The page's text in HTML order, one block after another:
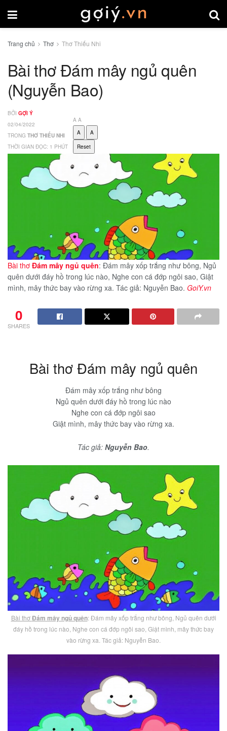
Trang chủ Thơ Thơ Thiếu Nhi
Bài thơ Đám mây ngủ quên
(Nguyễn Bao)
BỞI GỢI Ý
02/04/2022
TRONG THƠ THIẾU NHI
THỜI GIAN ĐỌC: 1 PHÚT
A A
A
A
Reset
Bài thơ Đám mây ngủ quên: Đám mây xốp trắng như bông, Ngủ
quên dưới đáy hồ trong lúc nào, Nghe con cá đớp ngôi sao, Giật
mình, mây thức bay vào rừng xa. Tác giả: Nguyễn Bao. GoiY.vn
0
SHARES
Bài thơ Đám mây ngủ quên
Đám mây xốp trắng như bông
Ngủ quên dưới đáy hồ trong lúc nào
Nghe con cá đớp ngôi sao
Giật mình, mây thức bay vào rừng xa.
Tác giả: Nguyễn Bao.
Bài thơĐám mây ngủ quên: Đám mây xốp trắng như bông, Ngủ quên dưới
đáy hồ trong lúc nào, Nghe con cá đớp ngôi sao, Giật mình, mây thức bay
vào rừng xa. Tác giả: Nguyễn Bao.